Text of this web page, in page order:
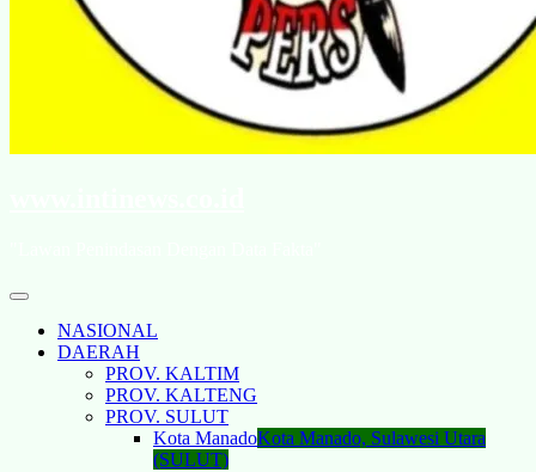
NASIONAL
DAERAH
PROV. KALTIM
PROV. KALTENG
PROV. SULUT
Kota ManadoKota Manado, Sulawesi Utara
(SULUT)